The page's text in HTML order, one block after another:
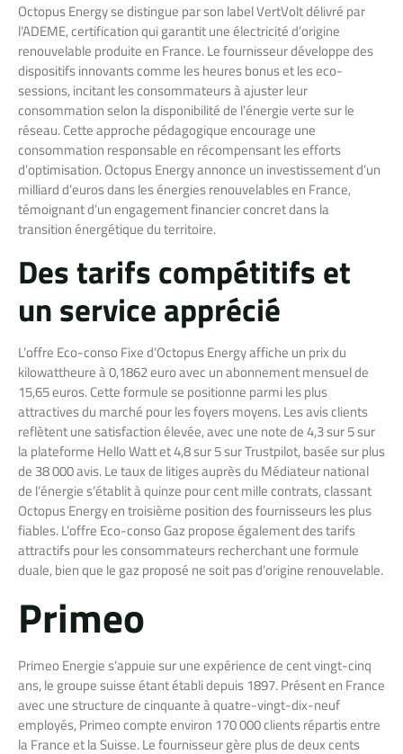
Octopus Energy se distingue par son label VertVolt délivré par
l’ADEME, certification qui garantit une électricité d’origine
renouvelable produite en France. Le fournisseur développe des
dispositifs innovants comme les heures bonus et les eco-
sessions, incitant les consommateurs à ajuster leur
consommation selon la disponibilité de l’énergie verte sur le
réseau. Cette approche pédagogique encourage une
consommation responsable en récompensant les efforts
d’optimisation. Octopus Energy annonce un investissement d’un
milliard d’euros dans les énergies renouvelables en France,
témoignant d’un engagement financier concret dans la
transition énergétique du territoire.
Des tarifs compétitifs et
un service apprécié
L’offre Eco-conso Fixe d’Octopus Energy affiche un prix du
kilowattheure à 0,1862 euro avec un abonnement mensuel de
15,65 euros. Cette formule se positionne parmi les plus
attractives du marché pour les foyers moyens. Les avis clients
reflètent une satisfaction élevée, avec une note de 4,3 sur 5 sur
la plateforme Hello Watt et 4,8 sur 5 sur Trustpilot, basée sur plus
de 38 000 avis. Le taux de litiges auprès du Médiateur national
de l’énergie s’établit à quinze pour cent mille contrats, classant
Octopus Energy en troisième position des fournisseurs les plus
fiables. L’offre Eco-conso Gaz propose également des tarifs
attractifs pour les consommateurs recherchant une formule
duale, bien que le gaz proposé ne soit pas d’origine renouvelable.
Primeo
Primeo Energie s’appuie sur une expérience de cent vingt-cinq
ans, le groupe suisse étant établi depuis 1897. Présent en France
avec une structure de cinquante à quatre-vingt-dix-neuf
employés, Primeo compte environ 170 000 clients répartis entre
la France et la Suisse. Le fournisseur gère plus de deux cents